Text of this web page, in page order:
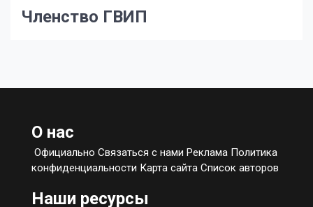
Членство ГВИП
О нас
Официально Связаться с нами Реклама Политика
конфиденциальности Карта сайта Список авторов
Наши ресурсы